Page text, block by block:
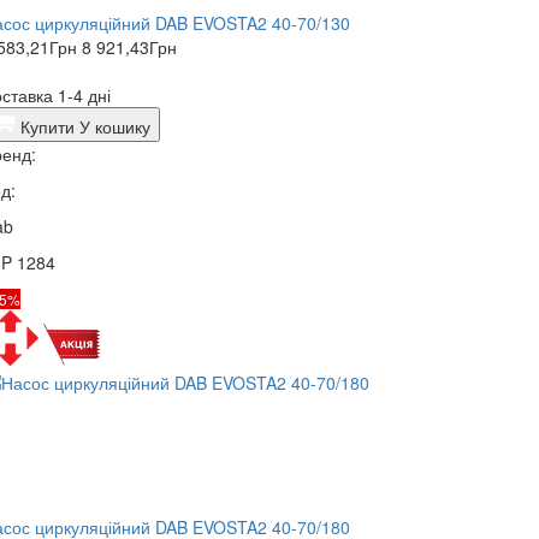
циркуляційний DAB EVOSTA2 40-70/130
Грн 8 921,43Грн
1-4 дні
Купити У кошику
1284
циркуляційний DAB EVOSTA2 40-70/180